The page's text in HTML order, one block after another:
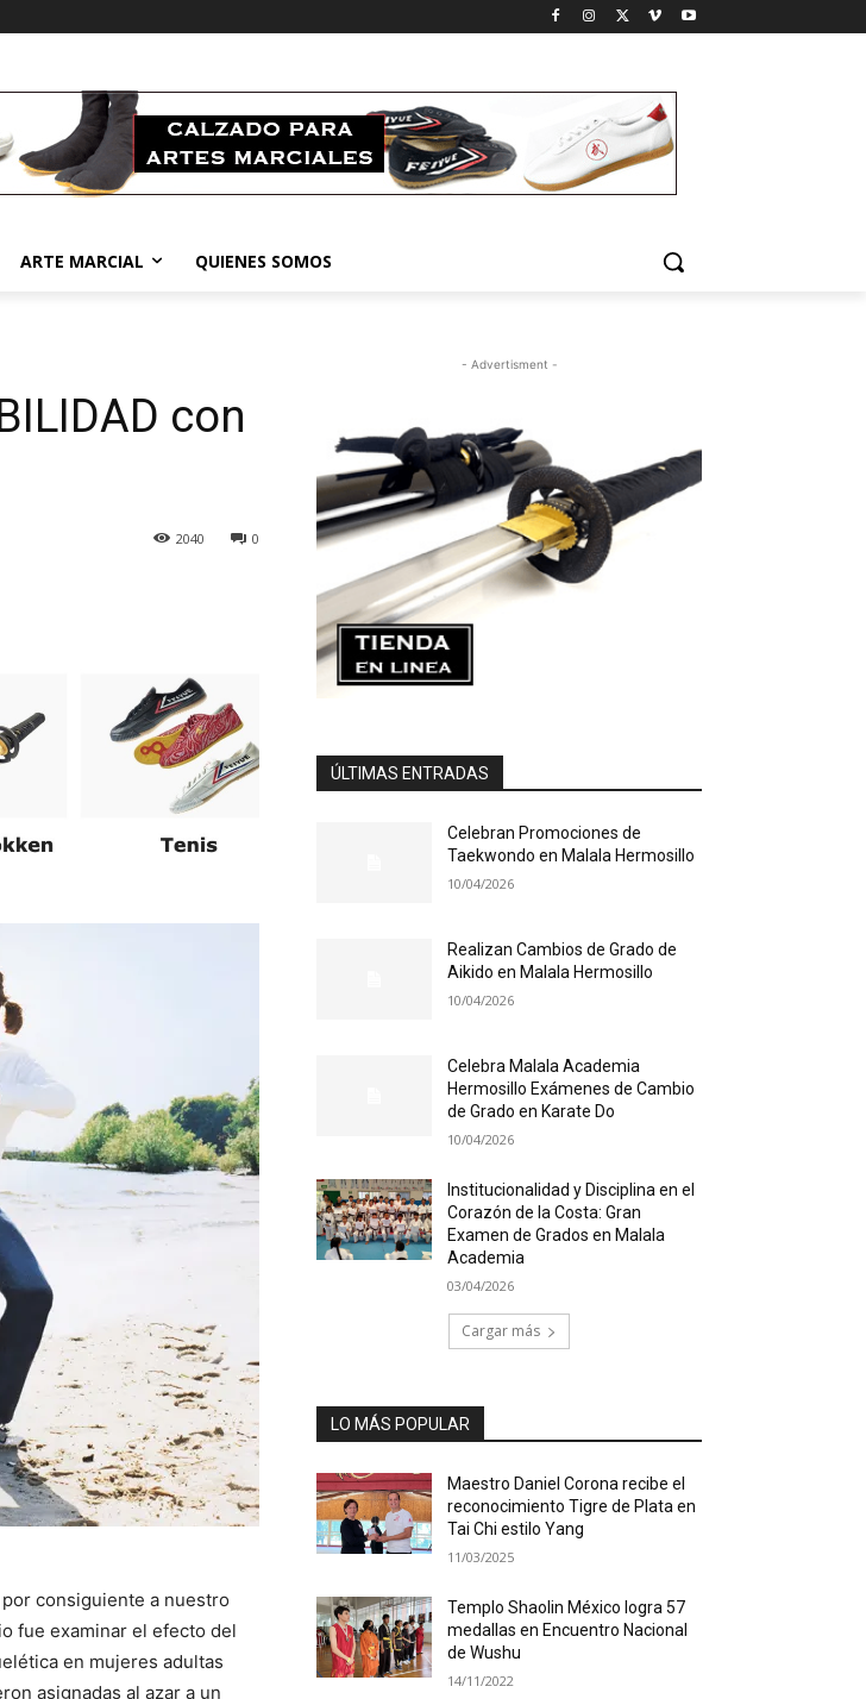
ARTE MARCIAL QUIENES SOMOS
con
0
2040
consiguiente a nuestro
fue examinar el efecto del
en mujeres adultas
asignadas al azar a un
- Advertisment -
ÚLTIMAS ENTRADAS
Celebran Promociones de
Taekwondo en Malala Hermosillo
10/04/2026
Realizan Cambios de Grado de
Aikido en Malala Hermosillo
10/04/2026
Celebra Malala Academia
Hermosillo Exámenes de Cambio
de Grado en Karate Do
10/04/2026
Institucionalidad y Disciplina en el
Corazón de la Costa: Gran
Examen de Grados en Malala
Academia
03/04/2026
Cargar más
LO MÁS POPULAR
Maestro Daniel Corona recibe el
reconocimiento Tigre de Plata en
Tai Chi estilo Yang
11/03/2025
Templo Shaolin México logra 57
medallas en Encuentro Nacional
de Wushu
14/11/2022